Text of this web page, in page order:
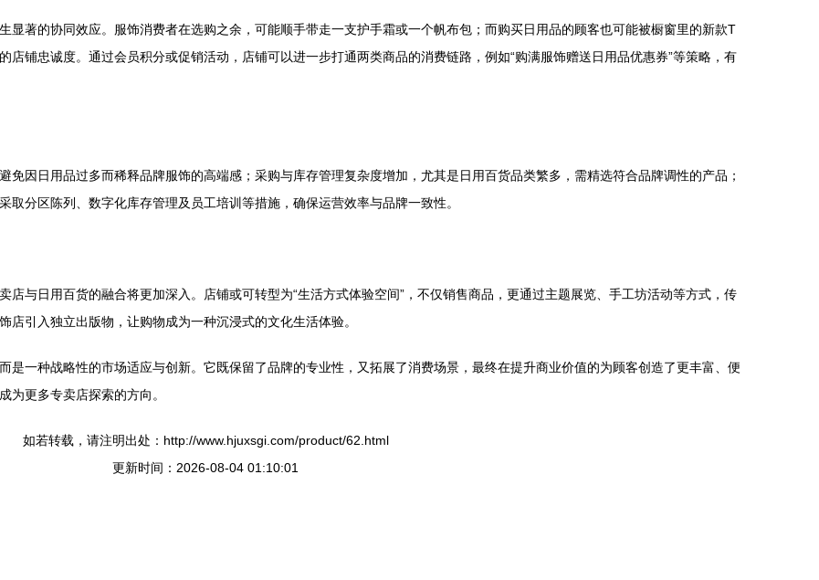
显著的协同效应。服饰消费者在选购之余，可能顺手带走一支护手霜或一个帆布包；而购买日用品的顾客也可能被橱窗里的新款T
铺忠诚度。通过会员积分或促销活动，店铺可以进一步打通两类商品的消费链路，例如“购满服饰赠送日用品优惠券”等策略，有
免因日用品过多而稀释品牌服饰的高端感；采购与库存管理复杂度增加，尤其是日用百货品类繁多，需精选符合品牌调性的产品；
分区陈列、数字化库存管理及员工培训等措施，确保运营效率与品牌一致性。
店与日用百货的融合将更加深入。店铺或可转型为“生活方式体验空间”，不仅销售商品，更通过主题展览、手工坊活动等方式，传
引入独立出版物，让购物成为一种沉浸式的文化生活体验。
是一种战略性的市场适应与创新。它既保留了品牌的专业性，又拓展了消费场景，最终在提升商业价值的为顾客创造了更丰富、便
为更多专卖店探索的方向。
如若转载，请注明出处：http://www.hjuxsgi.com/product/62.html
更新时间：2026-08-04 01:10:01